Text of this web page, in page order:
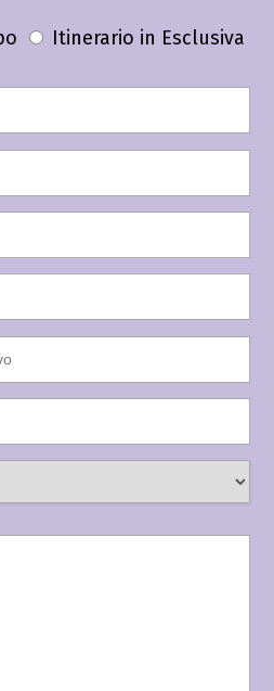
Itinerario in Esclusiva